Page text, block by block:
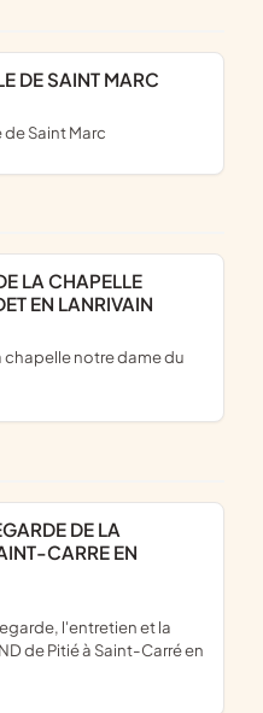
DE SAINT MARC
Saint Marc
EN LANRIVAIN
CARRE EN
de Pitié à Saint-Carré en